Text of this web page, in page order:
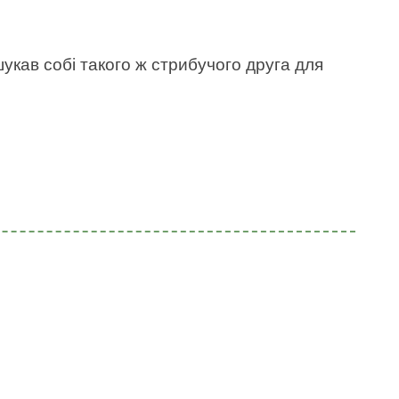
собі такого ж стрибучого друга для